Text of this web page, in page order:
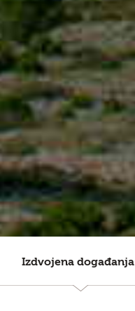
Izdvojena događanja